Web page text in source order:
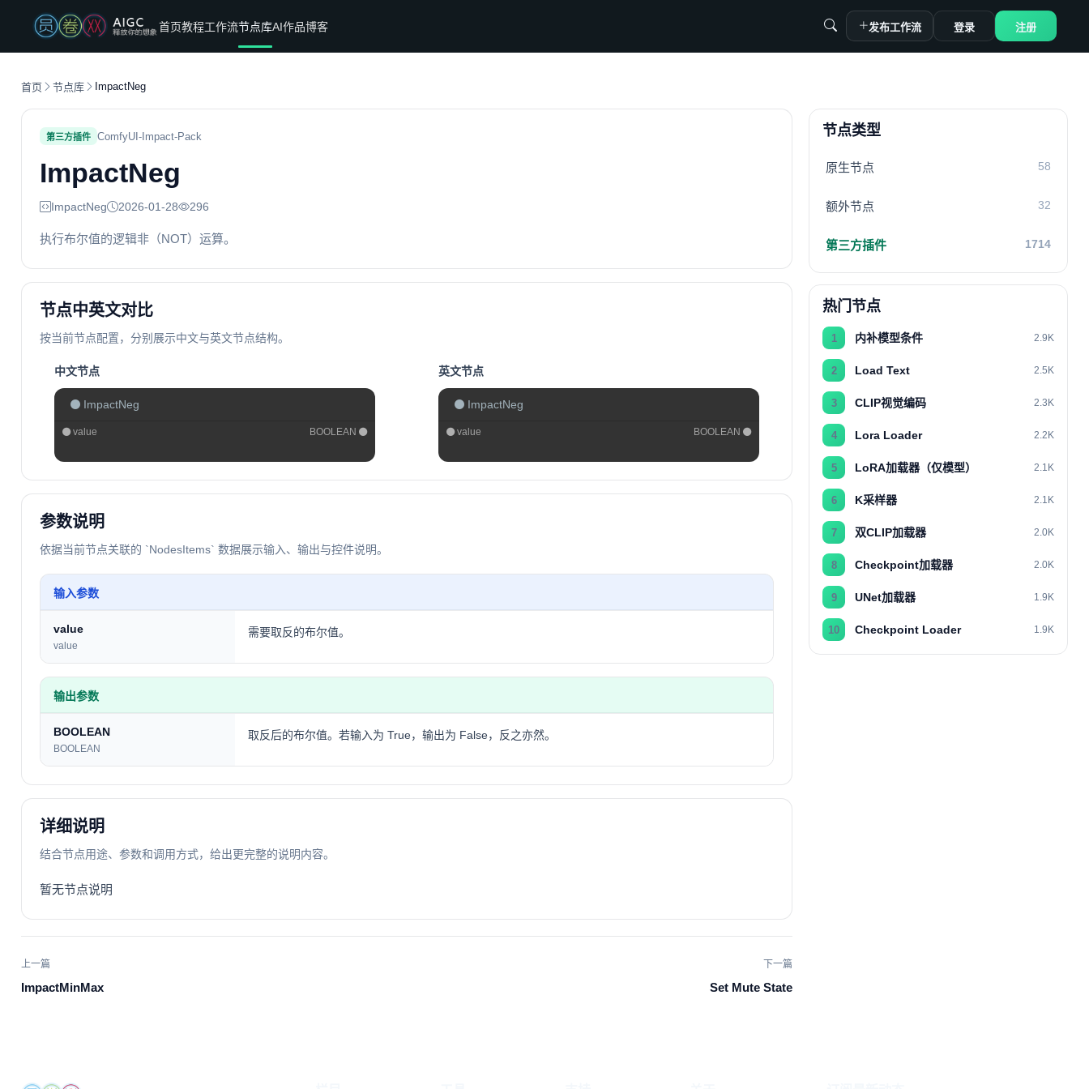
首页教程工作流节点库AI作品博客 发布工作流 登录 注册
首页 节点库 ImpactNeg
第三方插件 ComfyUI-Impact-Pack
ImpactNeg
ImpactNeg 2026-01-28 296
执行布尔值的逻辑非（NOT）运算。
节点中英文对比
按当前节点配置，分别展示中文与英文节点结构。
中文节点
ImpactNeg
value BOOLEAN
英文节点
ImpactNeg
value BOOLEAN
参数说明
依据当前节点关联的 `NodesItems` 数据展示输入、输出与控件说明。
输入参数
value
value
需要取反的布尔值。
输出参数
BOOLEAN
BOOLEAN
取反后的布尔值。若输入为 True，输出为 False，反之亦然。
详细说明
结合节点用途、参数和调用方式，给出更完整的说明内容。
暂无节点说明
上一篇
ImpactMinMax
下一篇
Set Mute State
节点类型
原生节点 58
额外节点 32
第三方插件 1714
热门节点
1 内补模型条件 2.9K
2 Load Text 2.5K
3 CLIP视觉编码 2.3K
4 Lora Loader 2.2K
5 LoRA加载器（仅模型） 2.1K
6 K采样器 2.1K
7 双CLIP加载器 2.0K
8 Checkpoint加载器 2.0K
9 UNet加载器 1.9K
10 Checkpoint Loader 1.9K